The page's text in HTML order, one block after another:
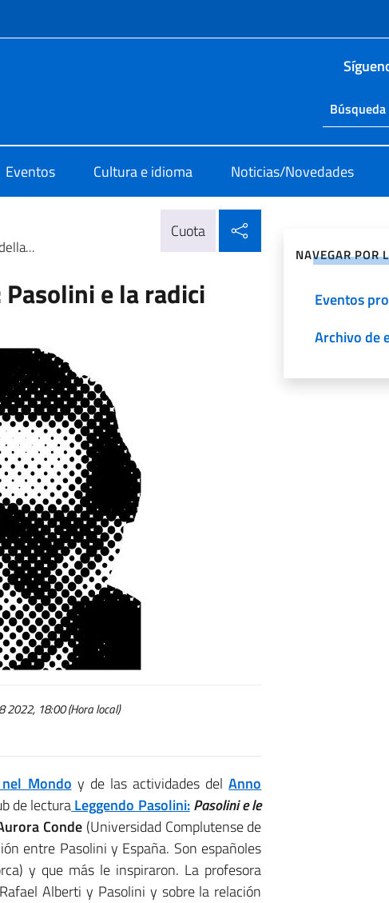
y menú
Buscar en el sitio
Eventos Cultura e idioma Noticias/Novedades
Cuota
e la radici
2022, 18:00 (Hora local)
Mondo y de las actividades delAnno
de lecturaLeggendo Pasolini:Pasolini e le
Conde (Universidad Complutense de
entre Pasolini y España. Son españoles
y que más le inspiraron. La profesora
Alberti y Pasolini y sobre la relación
NAVEGAR POR
Eventos
Archivo de